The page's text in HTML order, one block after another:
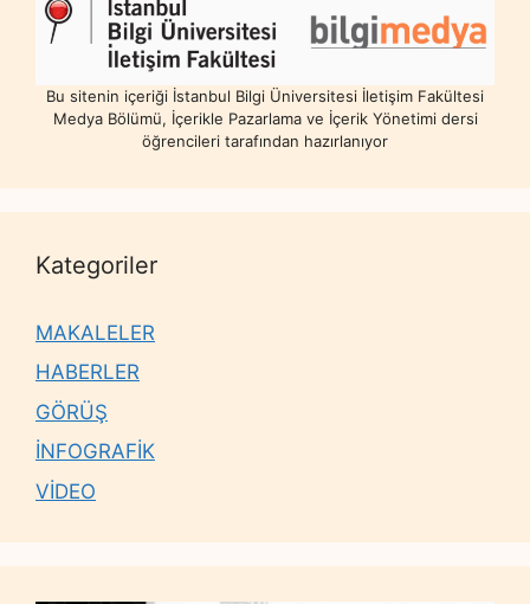
Bu sitenin içeriği İstanbul Bilgi Üniversitesi İletişim Fakültesi
Medya Bölümü, İçerikle Pazarlama ve İçerik Yönetimi dersi
öğrencileri tarafından hazırlanıyor
Kategoriler
MAKALELER
HABERLER
GÖRÜŞ
İNFOGRAFİK
VİDEO